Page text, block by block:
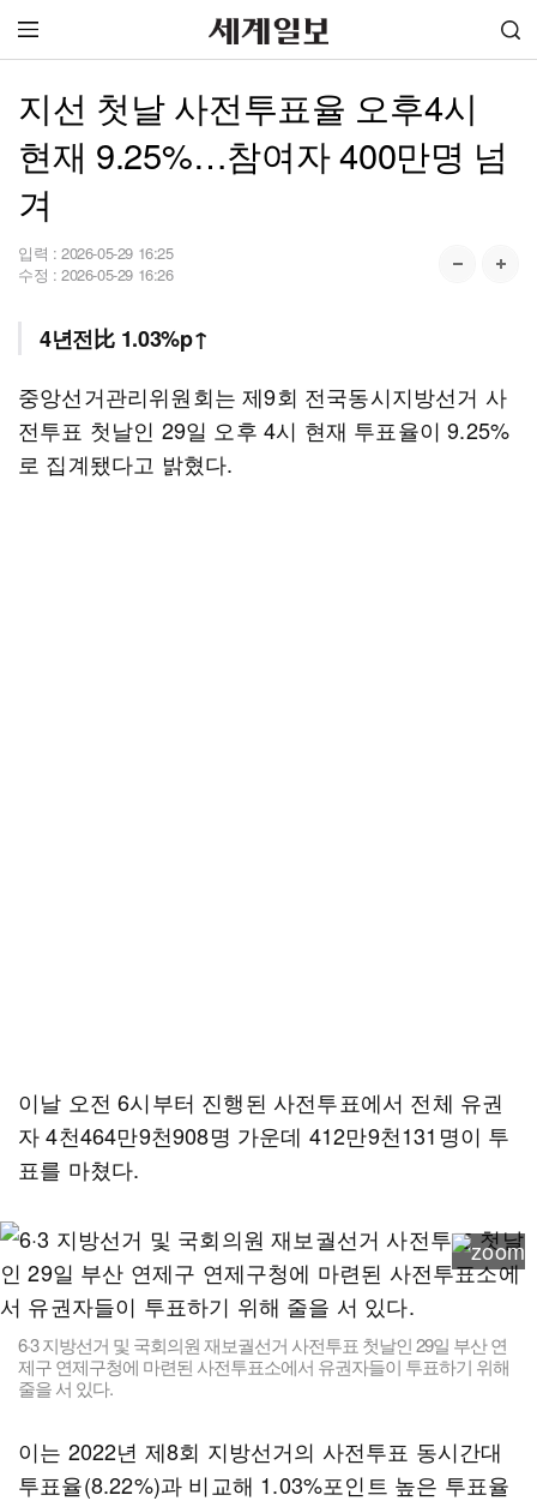
지선 첫날 사전투표율 오후4시
현재 9.25%…참여자 400만명 넘
겨
입력 : 2026-05-29 16:25
수정 : 2026-05-29 16:26
4년전比 1.03%p↑
중앙선거관리위원회는 제9회 전국동시지방선거 사
전투표 첫날인 29일 오후 4시 현재 투표율이 9.25%
로 집계됐다고 밝혔다.
이날 오전 6시부터 진행된 사전투표에서 전체 유권
자 4천464만9천908명 가운데 412만9천131명이 투
표를 마쳤다.
6·3 지방선거 및 국회의원 재보궐선거 사전투표 첫날인 29일 부산 연
제구 연제구청에 마련된 사전투표소에서 유권자들이 투표하기 위해
줄을 서 있다.
이는 2022년 제8회 지방선거의 사전투표 동시간대
투표율(8.22%)과 비교해 1.03%포인트 높은 투표율